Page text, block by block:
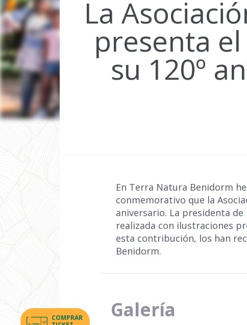
La
presenta
su 120º
En Terra Natura Benidorm
conmemorativo que la
aniversario. La presidenta de
realizada con ilustraciones
esta contribución, los han
Benidorm.
Galería
COMPRAR